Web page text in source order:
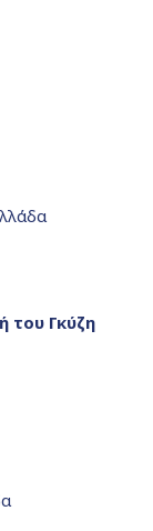
του Γκύζη